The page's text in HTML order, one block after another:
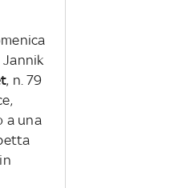
, n. 79
a una